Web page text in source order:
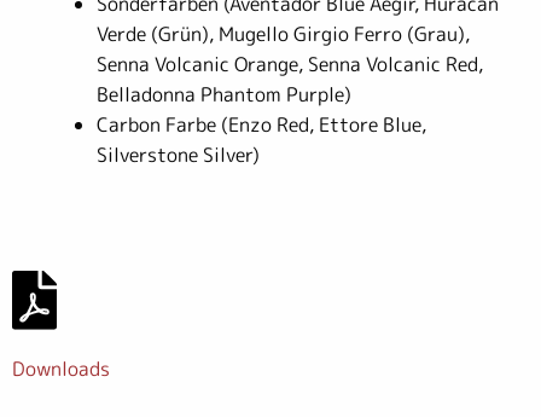
Verde (Grün), Mugello Girgio Ferro (Grau),
Senna Volcanic Orange, Senna Volcanic Red,
Belladonna Phantom Purple)
Carbon Farbe (Enzo Red, Ettore Blue,
Silverstone Silver)
Downloads